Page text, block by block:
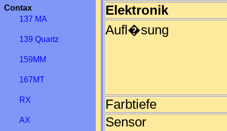
Contax
137 MA
139 Quartz
159MM
167MT
RX
AX
Elektronik
Aufl�sung
Farbtiefe
Sensor